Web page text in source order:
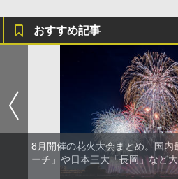
おすすめ記事
8月開催の花火大会まとめ。国内
ーチ」や日本三大「長岡」など